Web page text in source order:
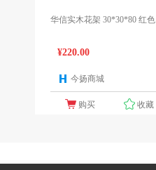
华信实木花架 30*30*80 红色
¥220.00
今扬商城
购买 收藏